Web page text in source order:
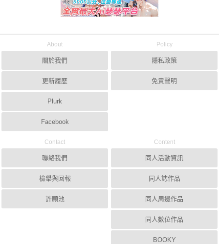
About
關於我們
更新履歷
Plurk
Facebook
Policy
隱私政策
免責聲明
Contact
聯絡我們
檢舉與回報
許願池
Content
同人活動資訊
同人誌作品
同人周邊作品
同人數位作品
BOOKY